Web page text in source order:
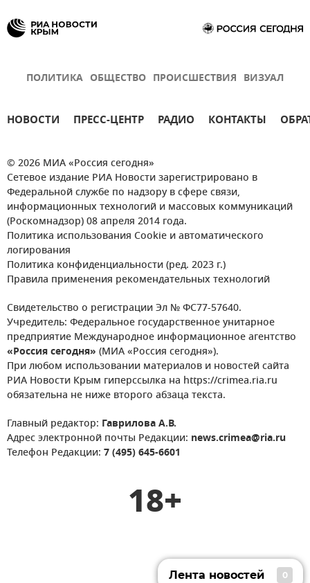
ПОЛИТИКА ОБЩЕСТВО ПРОИСШЕСТВИЯ ВИЗУАЛ
НОВОСТИ ПРЕСС-ЦЕНТР РАДИО КОНТАКТЫ
© 2026 МИА «Россия сегодня»
Сетевое издание РИА Новости зарегистрировано в
Федеральной службе по надзору в сфере связи,
информационных технологий и массовых коммуникаций
(Роскомнадзор) 08 апреля 2014 года.
Политика использования Cookie и автоматического
логирования
Политика конфиденциальности (ред. 2023 г.)
Правила применения рекомендательных технологий
Свидетельство о регистрации Эл № ФС77-57640.
Учредитель: Федеральное государственное унитарное
предприятие Международное информационное агентство
«Россия сегодня» (МИА «Россия сегодня»).
При любом использовании материалов и новостей сайта
РИА Новости Крым гиперссылка на https://crimea.ria.ru
обязательна не ниже второго абзаца текста.
Главный редактор: Гаврилова А.В.
Адрес электронной почты Редакции: news.crimea@ria.ru
Телефон Редакции: 7 (495) 645-6601
18+
Лента новостей 0